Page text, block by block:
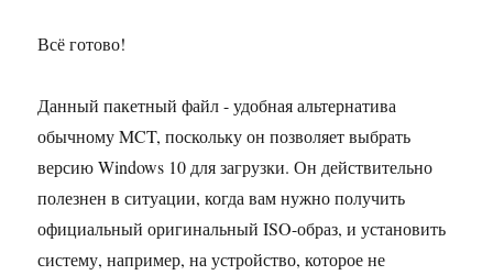
Всё готово!
Данный пакетный файл - удобная альтернатива
обычному MCT, поскольку он позволяет выбрать
версию Windows 10 для загрузки. Он действительно
полезнен в ситуации, когда вам нужно получить
официальный оригинальный ISO-образ, и установить
систему, например, на устройство, которое не